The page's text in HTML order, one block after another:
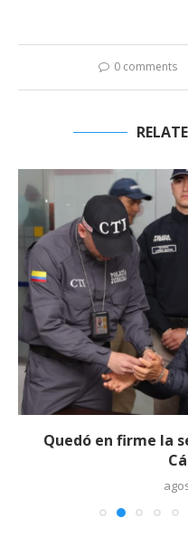
0 comments
Quedó en firme la